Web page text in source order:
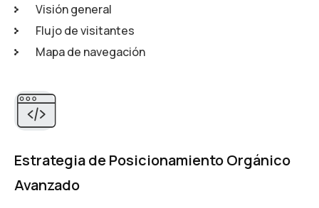
Visión general
Flujo de visitantes
Mapa de navegación
Estrategia de Posicionamiento Orgánico
Avanzado